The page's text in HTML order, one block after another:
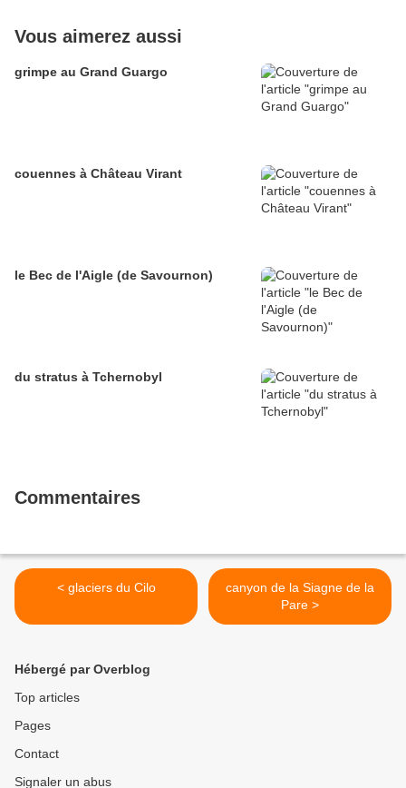
Vous aimerez aussi
grimpe au Grand Guargo
couennes à Château Virant
le Bec de l'Aigle (de Savournon)
du stratus à Tchernobyl
Commentaires
< glaciers du Cilo
canyon de la Siagne de la
Pare >
Hébergé par Overblog
Top articles
Pages
Contact
Signaler un abus